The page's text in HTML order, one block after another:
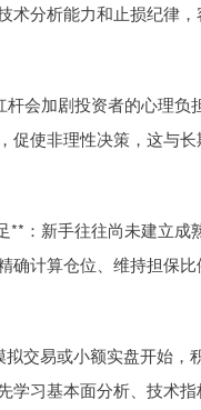
术分析能力和止损纪律
会加剧投资者的心理负
促使非理性决策，这与
**：新手往往尚未建立成
确计算仓位、维持担保
交易或小额实盘开始，
学习基本面分析、技术指